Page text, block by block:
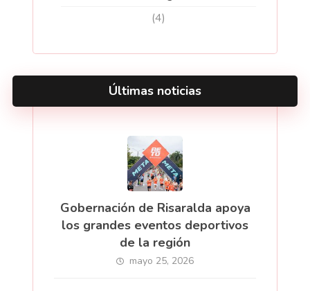
(4)
Últimas noticias
Gobernación de Risaralda apoya
los grandes eventos deportivos
de la región
mayo 25, 2026